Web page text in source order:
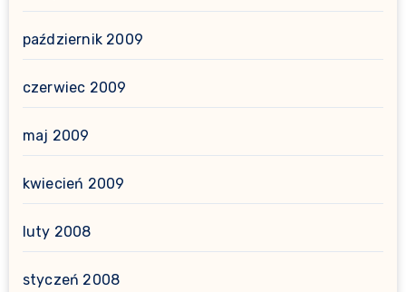
październik 2009
czerwiec 2009
maj 2009
kwiecień 2009
luty 2008
styczeń 2008